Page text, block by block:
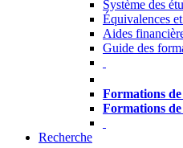
Système des
Équivalences
Aides
Guide des
Formations
Formations de
Recherche